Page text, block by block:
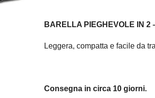
BARELLA PIEGHEVOLE IN 2
Leggera, compatta e facile da
Consegna in circa 10 giorni.